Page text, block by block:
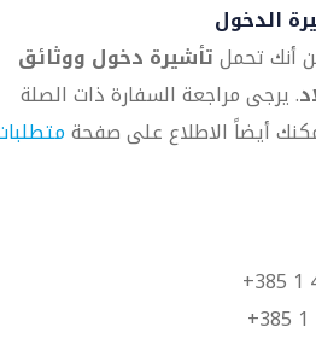
الدخول
أنك تحملتأشيرة دخول ووثائق
. يرجى مراجعة السفارة ذات الصلة
أيضاً الاطلاع على صفحة